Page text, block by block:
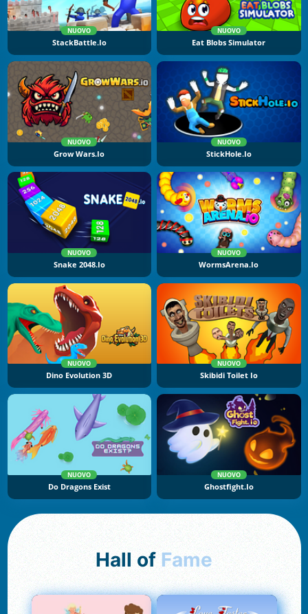
NUOVO
StackBattle.io
NUOVO
Eat Blobs Simulator
NUOVO
Grow Wars.io
NUOVO
StickHole.io
NUOVO
Snake 2048.io
NUOVO
WormsArena.io
NUOVO
Dino Evolution 3D
NUOVO
Skibidi Toilet Io
NUOVO
Do Dragons Exist
NUOVO
Ghostfight.io
Hall of Fame